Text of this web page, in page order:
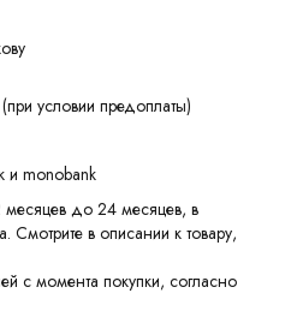
условии предоплаты)
и monobank
месяцев до 24 месяцев, в
Смотрите в описании к товару,
с момента покупки, согласно